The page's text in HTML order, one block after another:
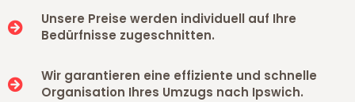
Unsere Preise werden individuell auf Ihre
Bedürfnisse zugeschnitten.
Wir garantieren eine effiziente und schnelle
Organisation Ihres Umzugs nach Ipswich.